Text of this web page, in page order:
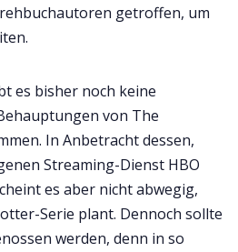
getroffen, um
es bisher noch keine
von The
In Anbetracht dessen,
Streaming-Dienst HBO
es aber nicht abwegig,
Serie plant. Dennoch sollte
werden, denn in so